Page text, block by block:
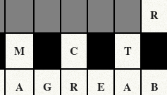
R
M C T
A G R E A B